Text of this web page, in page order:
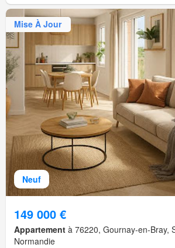
Neuf
Mise À Jour
149 000 €
Appartement à 76220, Gournay-en-Bray,
Normandie